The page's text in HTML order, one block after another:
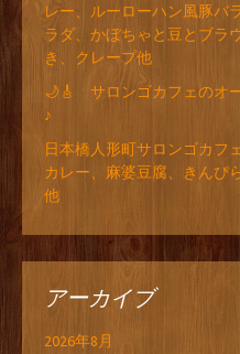
レー、ルーローハン風豚バ
ラダ、かぼちゃと豆とブラ
き、クレープ他
🌙🎸 サロンゴカフェのオ
♪
日本橋人形町サロンゴカフ
カレー、麻婆豆腐、きんぴ
他
アーカイブ
2026年8月